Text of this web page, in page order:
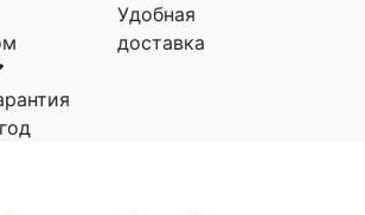
Удобная
доставка